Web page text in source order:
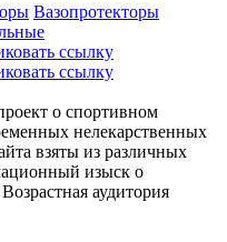
Вазопротекторы
о спортивном
нелекарственных
взяты из различных
изыск о
аудитория